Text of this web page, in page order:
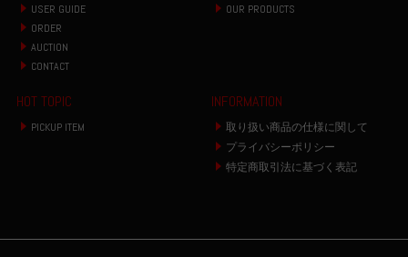
USER GUIDE
ORDER
AUCTION
CONTACT
OUR PRODUCTS
HOT TOPIC
PICKUP ITEM
INFORMATION
取り扱い商品の仕様に関して
プライバシーポリシー
特定商取引法に基づく表記